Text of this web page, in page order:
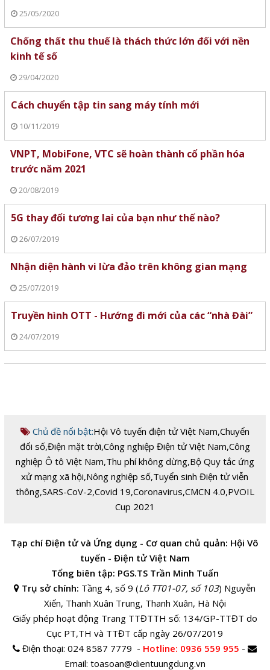
25/05/2020
Chống thất thu thuế là thách thức lớn đối với nền
kinh tế số
29/04/2020
Cách chuyển tập tin sang máy tính mới
10/11/2019
VNPT, MobiFone, VTC sẽ hoàn thành cổ phần hóa
trước năm 2021
20/08/2019
5G thay đổi tương lai của bạn như thế nào?
26/07/2019
Nhận diện hành vi lừa đảo trên không gian mạng
25/07/2019
Truyền hình OTT - Hướng đi mới của các “nhà Đài”
24/07/2019
Chủ đề nổi bật:Hội Vô tuyến điện tử Việt Nam,Chuyển
đổi số,Điện mặt trời,Công nghiệp Điện tử Việt Nam,Công
nghiệp Ô tô Việt Nam,Thu phí không dừng,Bộ Quy tắc ứng
xử mạng xã hội,Nông nghiệp số,Tuyển sinh Điện tử viễn
thông,SARS-CoV-2,Covid 19,Coronavirus,CMCN 4.0,PVOIL
Cup 2021
Tạp chí Điện tử và Ứng dụng - Cơ quan chủ quản: Hội Vô
tuyến - Điện tử Việt Nam
Tổng biên tập: PGS.TS Trần Minh Tuấn
Trụ sở chính: Tầng 4, số 9 (Lô TT01-07, số 103) Nguyễn
Xiển, Thanh Xuân Trung, Thanh Xuân, Hà Nội
Giấy phép hoạt động Trang TTĐTTH số: 134/GP-TTĐT do
Cục PT,TH và TTĐT cấp ngày 26/07/2019
Điện thoại:024 8587 7779 - Hotline: 0936 559 955 -
Email: toasoan@dientuungdung.vn